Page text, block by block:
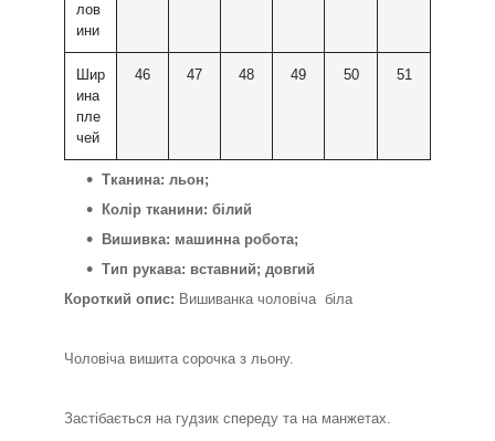
лов
ини
Шир
ина
пле
чей
46 47 48 49 50 51
Тканина: льон;
Колір тканини: білий
Вишивка: машинна робота;
Тип рукава: вставний; довгий
Короткий опис: Вишиванка чоловіча біла
Чоловіча вишита сорочка з льону.
Застібається на гудзик спереду та на манжетах.